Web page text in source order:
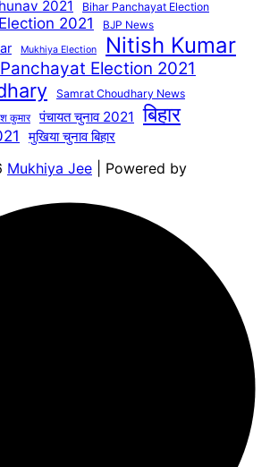
2021 Bihar Panchayat Election
2021 BJP News
Mukhiya Election Nitish Kumar
Panchayat Election 2021
Samrat Choudhary News
कुमार पंचायत चुनाव 2021 बिहार
मुखिया चुनाव बिहार
Mukhiya Jee | Powered by